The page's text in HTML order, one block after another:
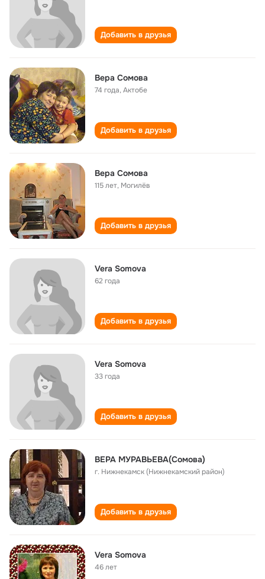
Добавить в друзья
Вера Сомова
74 года,Актобе
Добавить в друзья
Вера Сомова
115 лет, Могилёв
Добавить в друзья
Vera Somova
62 года
Добавить в друзья
Vera Somova
33 года
Добавить в друзья
ВЕРА МУРАВЬЕВА(Сомова)
г. Нижнекамск (Нижнекамский район)
Добавить в друзья
Vera Somova
46 лет